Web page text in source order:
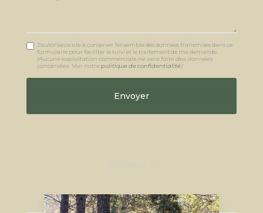
J'autorise ce site à conserver l'ensemble des données transmises dans ce
formulaire pour faciliter le suivi et le traitement de ma demande.
(Aucune exploitation commerciale ne sera faite des données
concervées. Voir notrepolitique de confidentialité)